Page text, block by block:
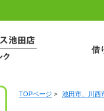
借
TOPページ > 池田市、川西